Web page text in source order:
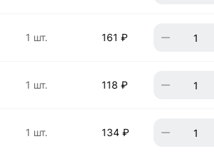
1 шт. 161 ₽
1 шт. 118 ₽
1 шт. 134 ₽